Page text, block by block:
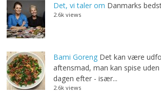
Det, vi taler om Danmarks
2.6k views
Bami Goreng Det kan være
aftensmad, man kan spise
dagen efter - især...
2.6k views